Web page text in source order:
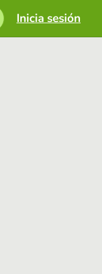
Inicia sesión